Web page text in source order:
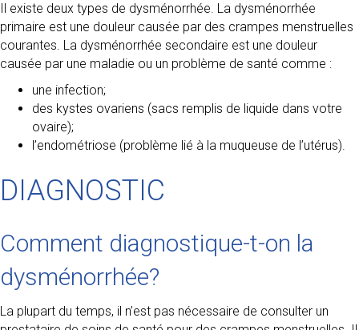
Il existe deux types de dysménorrhée. La dysménorrhée
primaire est une douleur causée par des crampes menstruelles
courantes. La dysménorrhée secondaire est une douleur
causée par une maladie ou un problème de santé comme :
une infection;
des kystes ovariens (sacs remplis de liquide dans votre
ovaire);
l’endométriose (problème lié à la muqueuse de l’utérus).
DIAGNOSTIC
Comment diagnostique-t-on la
dysménorrhée?
La plupart du temps, il n’est pas nécessaire de consulter un